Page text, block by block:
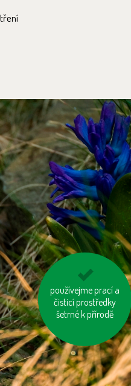
používejme prací a
čisticí prostředky
šetrné k přírodě
topme správně